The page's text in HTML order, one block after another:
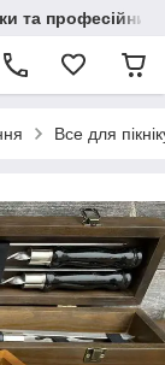
та професійних
Все для